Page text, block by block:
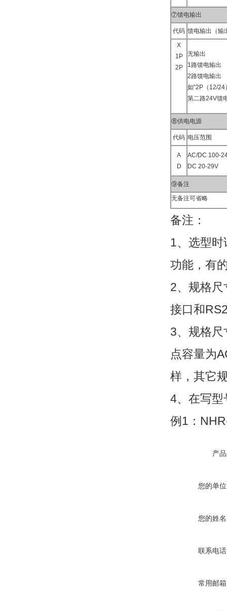
⑦馈电输出
代码 馈电输出（输
X
1P
2P
无输出
1路馈电输出
2路馈电输出
如“2P（12/24
第二路24V馈
⑧供电电源
代码 电压范围
A
D
AC/DC 100-
DC 20-29V
⑨备注
无备注可省略
备注：
1、选型
功能，有
2、规格
接口和
3、规格
点容量为
样，其它
4、在写型
例1：
产
您的单
您的姓
联系电
常用邮